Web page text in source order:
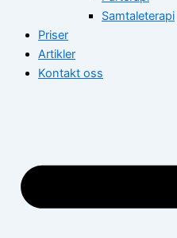
Samtaleterapi
Priser
Artikler
Kontakt oss